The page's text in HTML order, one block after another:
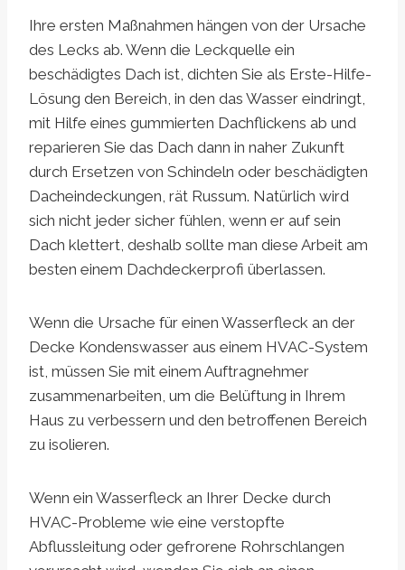
Ihre ersten Maßnahmen hängen von der Ursache
des Lecks ab. Wenn die Leckquelle ein
beschädigtes Dach ist, dichten Sie als Erste-Hilfe-
Lösung den Bereich, in den das Wasser eindringt,
mit Hilfe eines gummierten Dachflickens ab und
reparieren Sie das Dach dann in naher Zukunft
durch Ersetzen von Schindeln oder beschädigten
Dacheindeckungen, rät Russum. Natürlich wird
sich nicht jeder sicher fühlen, wenn er auf sein
Dach klettert, deshalb sollte man diese Arbeit am
besten einem Dachdeckerprofi überlassen.
Wenn die Ursache für einen Wasserfleck an der
Decke Kondenswasser aus einem HVAC-System
ist, müssen Sie mit einem Auftragnehmer
zusammenarbeiten, um die Belüftung in Ihrem
Haus zu verbessern und den betroffenen Bereich
zu isolieren.
Wenn ein Wasserfleck an Ihrer Decke durch
HVAC-Probleme wie eine verstopfte
Abflussleitung oder gefrorene Rohrschlangen